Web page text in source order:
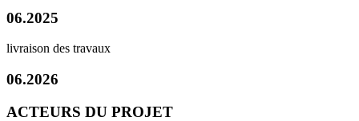
06.2025
livraison des travaux
06.2026
ACTEURS DU PROJET